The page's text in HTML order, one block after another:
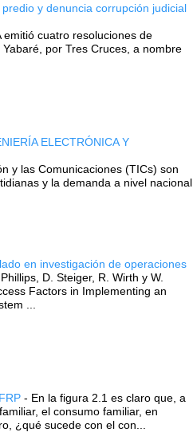
y denuncia corrupción judicial
cuatro resoluciones de
por Tres Cruces, a nombre
ELECTRÓNICA Y
y las Comunicaciones (TICs) son
y la demanda a nivel nacional
en investigación de operaciones
D. Steiger, R. Wirth y W.
Factors in Implementing an
...
- En la figura 2.1 es claro que, a
el consumo familiar, en
¿qué sucede con el con...